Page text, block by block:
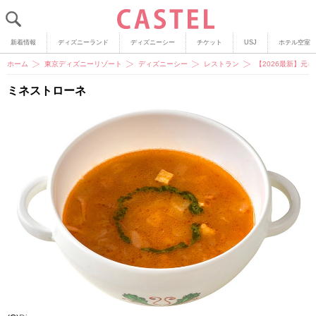
新着情報 ディズニーランド ディズニーシー チケット USJ ホテル空室
ホーム 東京ディズニーリゾート ディズニーシー レストラン 【2026最新】元
ミネストローネ